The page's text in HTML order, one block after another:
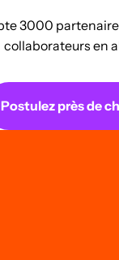
3000
collaborateurs en
Postulez près de